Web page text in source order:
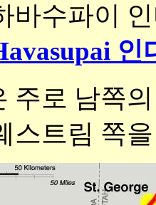
바수파이
인
주로 남쪽
스트림 쪽